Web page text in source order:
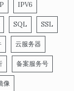
IPV6
SQL SSL
云服务器
备案服务号
像